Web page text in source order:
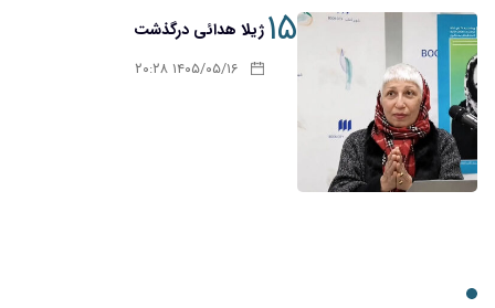
۱۵ژیلا هدائی درگذشت
۱۴۰۵/۰۵/۱۶ ۲۰:۲۸